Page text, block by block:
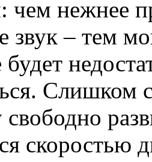
чем нежнее
звук – тем
будет
Слишком
скоростью